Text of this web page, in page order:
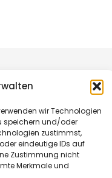
wir Technologien
speichern und/oder
zustimmst,
eindeutige IDs auf
Zustimmung nicht
Merkmale und